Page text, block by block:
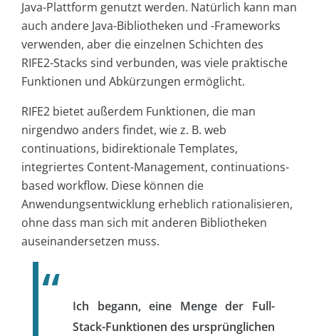
Java-Plattform genutzt werden. Natürlich kann man
auch andere Java-Bibliotheken und -Frameworks
verwenden, aber die einzelnen Schichten des
RIFE2-Stacks sind verbunden, was viele praktische
Funktionen und Abkürzungen ermöglicht.
RIFE2 bietet außerdem Funktionen, die man
nirgendwo anders findet, wie z. B. web
continuations, bidirektionale Templates,
integriertes Content-Management, continuations-
based workflow. Diese können die
Anwendungsentwicklung erheblich rationalisieren,
ohne dass man sich mit anderen Bibliotheken
auseinandersetzen muss.
Ich begann, eine Menge der Full-
Stack-Funktionen des ursprünglichen